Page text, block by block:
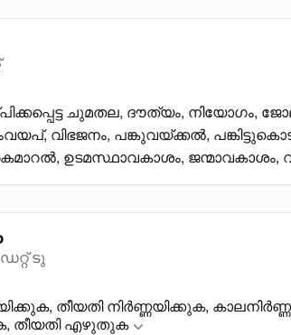
ചുമതല, ദൗത്യം, നിയോഗം,
വിഭജനം, പങ്കുവയ്ക്കൽ,
ഉടമസ്ഥാവകാശം, ജന്മാവകാശം,
ടു
തീയതി നിർണ്ണയിക്കുക,
തീയതി എഴുതുക